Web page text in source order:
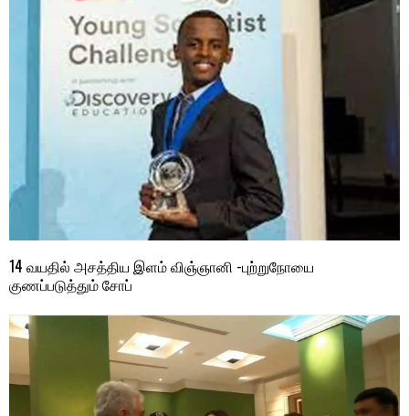
14 வயதில் அசத்திய இளம் விஞ்ஞானி -புற்றுநோயை
குணப்படுத்தும் சோப்